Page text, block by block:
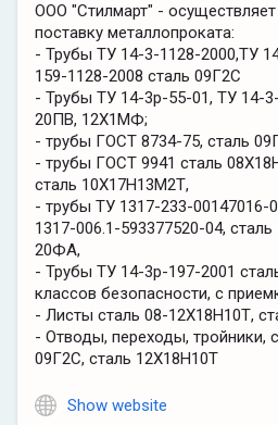
ООО "Стилмарт" -
поставку металлопроката:
- Трубы ТУ 14-3-1128-2000,ТУ
159-1128-2008 сталь 09Г2С
- Трубы ТУ 14-3р-55-01, ТУ 14-
20ПВ, 12Х1МФ;
- трубы ГОСТ 8734-75, сталь
- трубы ГОСТ 9941 сталь
сталь 10Х17Н13М2Т,
- трубы ТУ 1317-233-00147016-
1317-006.1-593377520-04,
20ФА,
- Трубы ТУ 14-3р-197-2001
классов безопасности, с
- Листы сталь 08-12Х18Н10Т,
- Отводы, переходы, тройники,
09Г2С, сталь 12Х18Н10Т
Show website